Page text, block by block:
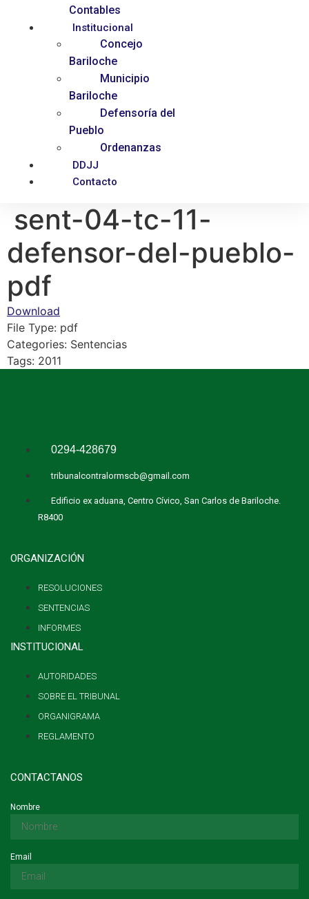
Contables
Institucional
Concejo
Bariloche
Municipio
Bariloche
Defensoría del
Pueblo
Ordenanzas
DDJJ
Contacto
sent-04-tc-11-
defensor-del-pueblo-
pdf
Download
File Type: pdf
Categories: Sentencias
Tags: 2011
0294-428679
tribunalcontralormscb@gmail.com
Edificio ex aduana, Centro Cívico, San Carlos de Bariloche.
R8400
ORGANIZACIÓN
RESOLUCIONES
SENTENCIAS
INFORMES
INSTITUCIONAL
AUTORIDADES
SOBRE EL TRIBUNAL
ORGANIGRAMA
REGLAMENTO
CONTACTANOS
Nombre
Email